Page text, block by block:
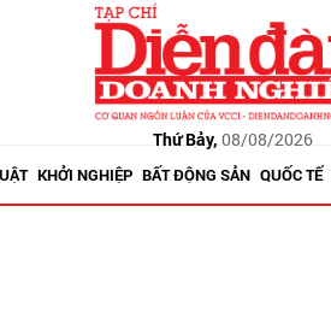
Thứ Bảy, 08/08/2026
KHỞI NGHIỆP BẤT ĐỘNG SẢN QUỐC TẾ